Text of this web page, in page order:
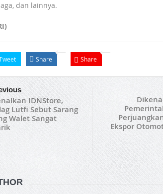
dan lainnya.
Share Share
IDNStore,
Lutfi Sebut Sarang
Walet Sangat
Ekspor